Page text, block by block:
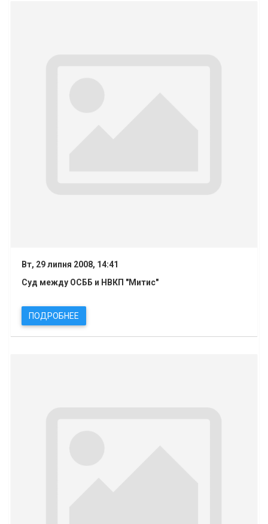
Вт, 29 липня 2008, 14:41
Суд между ОСББ и НВКП "Митис"
ПОДРОБНЕЕ